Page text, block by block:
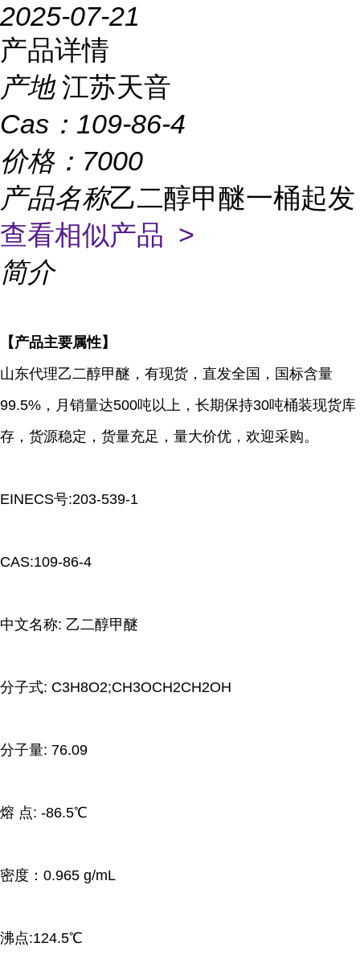
2025-07-21
产品详情
产地 江苏天音
Cas： 109-86-4
价格： 7000
产品名称乙二醇甲醚一桶起发
查看相似产品 >
简介
【产品主要属性】
山东代理乙二醇甲醚，有现货，直发全国，国标含量
99.5%，月销量达500吨以上，长期保持30吨桶装现货库
存，货源稳定，货量充足，量大价优，欢迎采购。
EINECS号:203-539-1
CAS:109-86-4
中文名称: 乙二醇甲醚
分子式: C3H8O2;CH3OCH2CH2OH
分子量: 76.09
熔 点: -86.5℃
密度：0.965 g/mL
沸点:124.5℃